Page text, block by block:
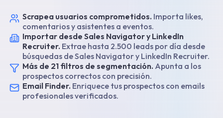
Scrapea usuarios comprometidos. Importa likes,
comentarios y asistentes a eventos.
Importar desde Sales Navigator y LinkedIn
Recruiter. Extrae hasta 2.500 leads por día desde
búsquedas de Sales Navigator y LinkedIn Recruiter.
Más de 21 filtros de segmentación. Apunta a los
prospectos correctos con precisión.
Email Finder. Enriquece tus prospectos con emails
profesionales verificados.